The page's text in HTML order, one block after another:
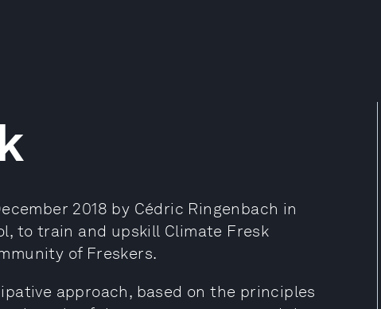
2018 by Cédric Ringenbach in
to train and upskill Climate Fresk
of Freskers.
approach, based on the principles